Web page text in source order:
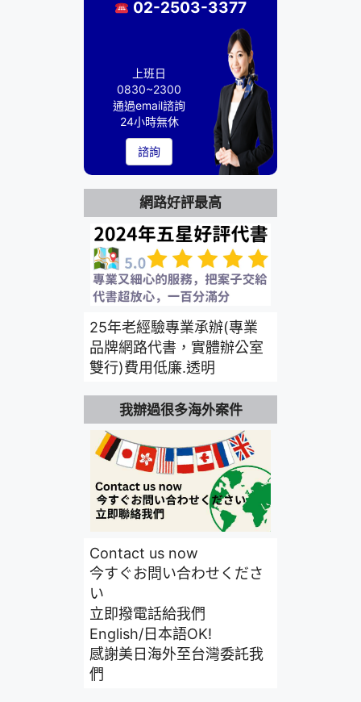
02-2503-3377
上班日
0830~2300
通過email諮詢
24小時無休
諮詢
網路好評最高
25年老經驗專業承辦(專業
品牌網路代書，實體辦公室
雙行)費用低廉.透明
我辦過很多海外案件
Contact us now
今すぐお問い合わせくださ
い
立即撥電話給我們
English/日本語OK!
感謝美日海外至台灣委託我
們